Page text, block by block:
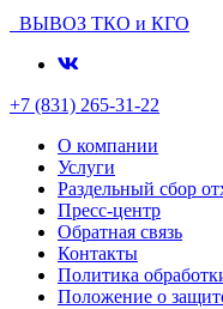
ВЫВОЗ ТКО и КГО
+7 (831) 265-31-22
О компании
Услуги
Раздельный сбор
Пресс-центр
Обратная связь
Контакты
Политика
Положение о